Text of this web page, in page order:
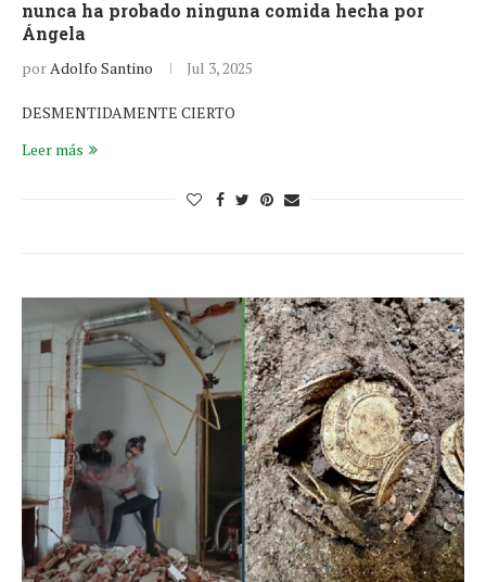
nunca ha probado ninguna comida hecha por
Ángela
porAdolfo Santino Jul 3, 2025
DESMENTIDAMENTE CIERTO
Leer más